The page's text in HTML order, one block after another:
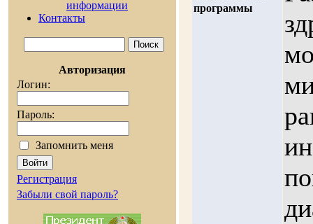
информации
Контакты
Авторизация
Логин:
Пароль:
Запомнить меня
Регистрация
Забыли свой пароль?
программы